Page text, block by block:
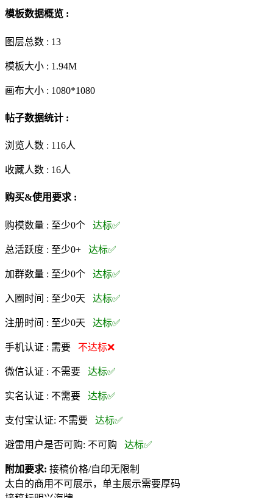
模板数据概览 :
图层总数 : 13
模板大小 : 1.94M
画布大小 : 1080*1080
帖子数据统计 :
浏览人数 : 116人
收藏人数 : 16人
购买&使用要求 :
购模数量 : 至少0个 达标✅
总活跃度 : 至少0+ 达标✅
加群数量 : 至少0个 达标✅
入圈时间 : 至少0天 达标✅
注册时间 : 至少0天 达标✅
手机认证 : 需要 不达标❌
微信认证 : 不需要 达标✅
实名认证 : 不需要 达标✅
支付宝认证: 不需要 达标✅
避雷用户是否可购: 不可购 达标✅
附加要求: 接稿价格/自印无限制
太白的商用不可展示，单主展示需要厚码